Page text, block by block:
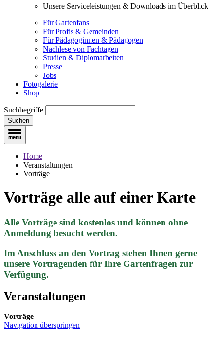
Unsere Serviceleistungen & Downloads im Überblick
Für Gartenfans
Für Profis & Gemeinden
Für Pädagoginnen & Pädagogen
Nachlese von Fachtagen
Studien & Diplomarbeiten
Presse
Jobs
Fotogalerie
Shop
Suchbegriffe
Suchen
Home
Veranstaltungen
Vorträge
Vorträge alle auf einer Karte
Alle Vorträge sind kostenlos und können ohne
Anmeldung besucht werden.
Im Anschluss an den Vortrag stehen Ihnen gerne
unsere Vortragenden für Ihre Gartenfragen zur
Verfügung.
Veranstaltungen
Vorträge
Navigation überspringen